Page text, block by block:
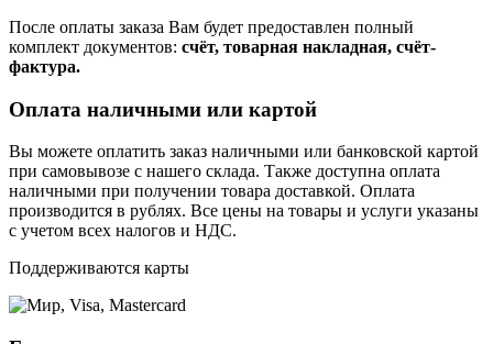
После оплаты заказа Вам будет предоставлен полный
комплект документов: счёт, товарная накладная, счёт-
фактура.
Оплата наличными или картой
Вы можете оплатить заказ наличными или банковской картой
при самовывозе с нашего склада. Также доступна оплата
наличными при получении товара доставкой. Оплата
производится в рублях. Все цены на товары и услуги указаны
с учетом всех налогов и НДС.
Поддерживаются карты